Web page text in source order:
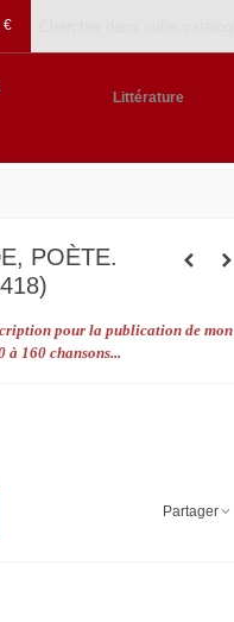
€
Littérature
POÈTE.
pour la publication de mon
à 160 chansons...
Partager